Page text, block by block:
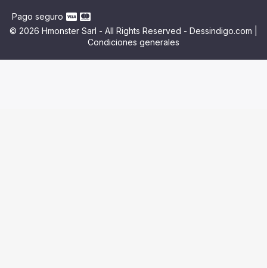
Pago seguro
© 2026 Hmonster Sarl - All Rights Reserved - Dessindigo.com |
Condiciones generales